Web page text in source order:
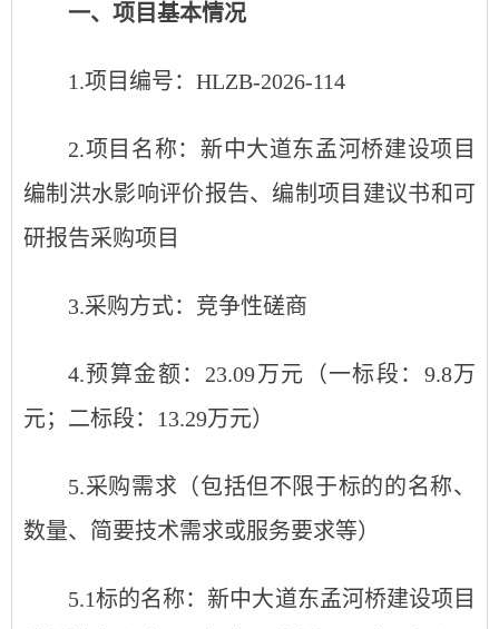
一、项目基本情况
1.项目编号： HLZB-2026-114
2.项目名称： 新中大道东孟河桥建设项目
编制洪水影响评价报告、编制项目建议书和可
研报告采购项目
3.采购方式： 竞争性磋商
4.预算金额： 23.09万元（一标段：9.8万
元；二标段：13.29万元）
5.采购需求（包括但不限于标的的名称、
数量、简要技术需求或服务要求等）
5.1标的名称： 新中大道东孟河桥建设项目